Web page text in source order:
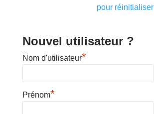
pour réinitialiser
Nouvel utilisateur ?
Nom d'utilisateur*
Prénom*